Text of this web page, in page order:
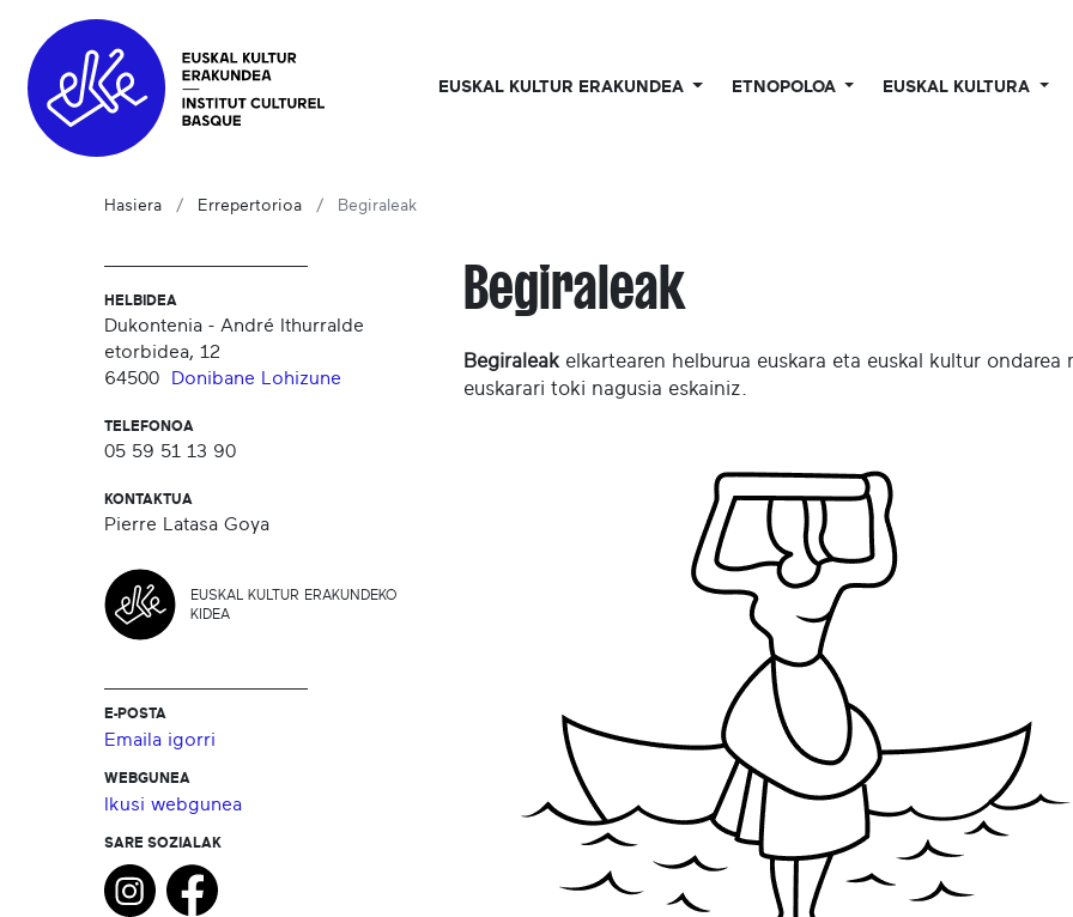
EUSKAL KULTUR ERAKUNDEA ETNOPOLOA EUSKAL KULTURA
Hasiera Errepertorioa Begiraleak
HELBIDEA
Dukontenia - André Ithurralde
etorbidea, 12
64500
Donibane Lohizune
TELEFONOA
05 59 51 13 90
KONTAKTUA
Pierre Latasa Goya
EUSKAL KULTUR ERAKUNDEKO
KIDEA
E-POSTA
Emaila igorri
WEBGUNEA
Ikusi webgunea
SARE SOZIALAK
Begiraleak
Begiraleak elkartearen helburua euskara eta euskal kultur
euskarari toki nagusia eskainiz.